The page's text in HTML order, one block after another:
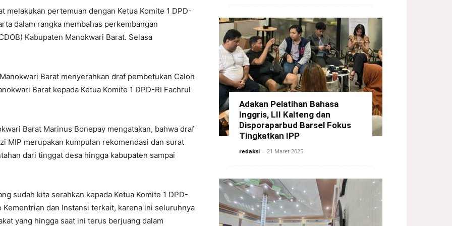
melakukan pertemuan dengan Ketua Komite 1 DPD-
dalam rangka membahas perkembangan
Kabupaten Manokwari Barat. Selasa
Barat menyerahkan draf pembetukan Calon
Barat kepada Ketua Komite 1 DPD-RI Fachrul
Barat Marinus Bonepay mengatakan, bahwa draf
MIP merupakan kumpulan rekomendasi dan surat
dari tinggat desa hingga kabupaten sampai
sudah kita serahkan kepada Ketua Komite 1 DPD-
dan Instansi terkait, karena ini seluruhnya
yang hingga saat ini terus berjuang dalam
Adakan Pelatihan Bahasa
Inggris, LII Kalteng dan
Disporaparbud Barsel Fokus
Tingkatkan IPP
redaksi - 21 Maret 2025